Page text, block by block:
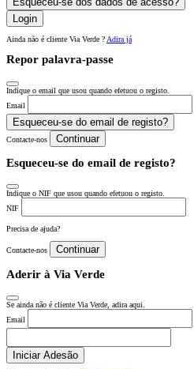
Login
Ainda não é cliente Via Verde ? Adira já
Repor palavra-passe
Indique o email que usou quando efetuou o registo.
Email
Esqueceu-se do email de registo?
Contacte-nos Continuar
Esqueceu-se do email de registo?
Indique o NIF que usou quando efetuou o registo.
NIF
Precisa de ajuda?
Contacte-nos Continuar
Aderir à Via Verde
Se ainda não é cliente Via Verde, adira aqui.
Email
Iniciar Adesão